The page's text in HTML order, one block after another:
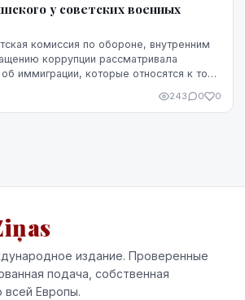
у советских военных
комиссия по обороне, внутренним
коррупции рассматривала
иммиграции, которые относятся к той
243 0 0
издание. Проверенные
подача, собственная
всей Европы.